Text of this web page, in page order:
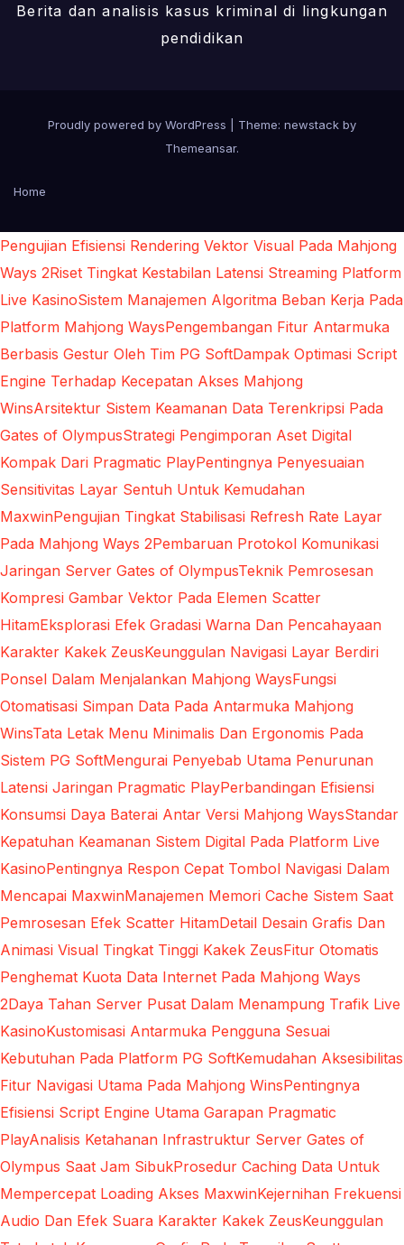
Berita dan analisis kasus kriminal di lingkungan
pendidikan
Proudly powered by WordPress
Theme: newstack by
Themeansar.
Home
Pengujian Efisiensi Rendering Vektor Visual Pada Mahjong
Ways 2Riset Tingkat Kestabilan Latensi Streaming Platform
Live KasinoSistem Manajemen Algoritma Beban Kerja Pada
Platform Mahjong WaysPengembangan Fitur Antarmuka
Berbasis Gestur Oleh Tim PG SoftDampak Optimasi Script
Engine Terhadap Kecepatan Akses Mahjong
WinsArsitektur Sistem Keamanan Data Terenkripsi Pada
Gates of OlympusStrategi Pengimporan Aset Digital
Kompak Dari Pragmatic PlayPentingnya Penyesuaian
Sensitivitas Layar Sentuh Untuk Kemudahan
MaxwinPengujian Tingkat Stabilisasi Refresh Rate Layar
Pada Mahjong Ways 2Pembaruan Protokol Komunikasi
Jaringan Server Gates of OlympusTeknik Pemrosesan
Kompresi Gambar Vektor Pada Elemen Scatter
HitamEksplorasi Efek Gradasi Warna Dan Pencahayaan
Karakter Kakek ZeusKeunggulan Navigasi Layar Berdiri
Ponsel Dalam Menjalankan Mahjong WaysFungsi
Otomatisasi Simpan Data Pada Antarmuka Mahjong
WinsTata Letak Menu Minimalis Dan Ergonomis Pada
Sistem PG SoftMengurai Penyebab Utama Penurunan
Latensi Jaringan Pragmatic PlayPerbandingan Efisiensi
Konsumsi Daya Baterai Antar Versi Mahjong WaysStandar
Kepatuhan Keamanan Sistem Digital Pada Platform Live
KasinoPentingnya Respon Cepat Tombol Navigasi Dalam
Mencapai MaxwinManajemen Memori Cache Sistem Saat
Pemrosesan Efek Scatter HitamDetail Desain Grafis Dan
Animasi Visual Tingkat Tinggi Kakek ZeusFitur Otomatis
Penghemat Kuota Data Internet Pada Mahjong Ways
2Daya Tahan Server Pusat Dalam Menampung Trafik Live
KasinoKustomisasi Antarmuka Pengguna Sesuai
Kebutuhan Pada Platform PG SoftKemudahan Aksesibilitas
Fitur Navigasi Utama Pada Mahjong WinsPentingnya
Efisiensi Script Engine Utama Garapan Pragmatic
PlayAnalisis Ketahanan Infrastruktur Server Gates of
Olympus Saat Jam SibukProsedur Caching Data Untuk
Mempercepat Loading Akses MaxwinKejernihan Frekuensi
Audio Dan Efek Suara Karakter Kakek ZeusKeunggulan